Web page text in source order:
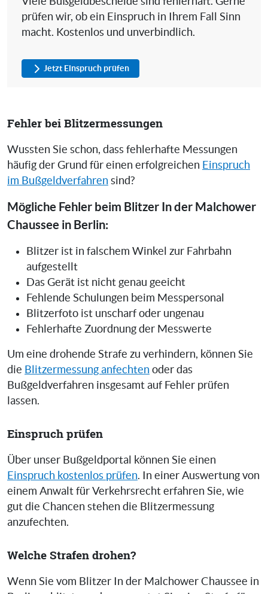
prüfen wir, ob ein Einspruch in Ihrem Fall Sinn
macht. Kostenlos und unverbindlich.
Jetzt Einspruch prüfen
Fehler bei Blitzermessungen
Wussten Sie schon, dass fehlerhafte Messungen
häufig der Grund für einen erfolgreichen Einspruch
im Bußgeldverfahren sind?
Mögliche Fehler beim Blitzer In der Malchower
Chaussee in Berlin:
Blitzer ist in falschem Winkel zur Fahrbahn
aufgestellt
Das Gerät ist nicht genau geeicht
Fehlende Schulungen beim Messpersonal
Blitzerfoto ist unscharf oder ungenau
Fehlerhafte Zuordnung der Messwerte
Um eine drohende Strafe zu verhindern, können Sie
die Blitzermessung anfechten oder das
Bußgeldverfahren insgesamt auf Fehler prüfen
lassen.
Einspruch prüfen
Über unser Bußgeldportal können Sie einen
Einspruch kostenlos prüfen. In einer Auswertung von
einem Anwalt für Verkehrsrecht erfahren Sie, wie
gut die Chancen stehen die Blitzermessung
anzufechten.
Welche Strafen drohen?
Wenn Sie vom Blitzer In der Malchower Chaussee in